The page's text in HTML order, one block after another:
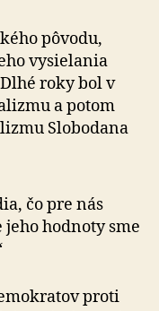
pôvodu,
vysielania
roky bol v
a potom
Slobodana
čo pre nás
hodnoty sme
proti